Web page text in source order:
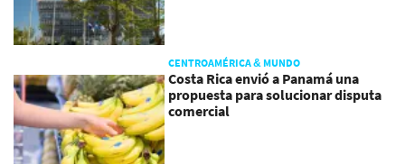
CENTROAMÉRICA & MUNDO
Costa Rica envió a Panamá una
propuesta para solucionar disputa
comercial